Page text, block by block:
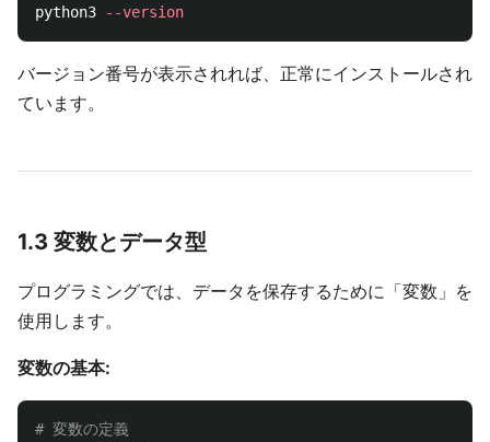
python3 --version
バージョン番号が表示されれば、正常にインストールされ
ています。
1.3 変数とデータ型
プログラミングでは、データを保存するために「変数」を
使用します。
変数の基本: